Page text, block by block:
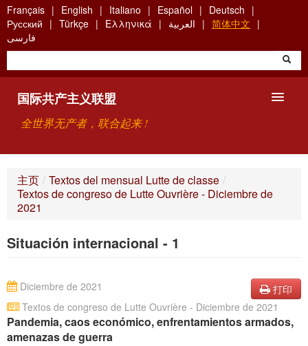
Skip
to
main
content
Français English Italiano Español
Deutsch
Русский
Türkçe Ελληνικά العربية
简体中文
فارسی
国际共产主义联盟
全世界无产者，联合起来 !
关于国际共产主义联盟（ICU）
主页 / Textos del mensual Lutte de classe /
Textos de congreso de Lutte Ouvrière - Diciembre de
2021
Situación internacional - 1
打印
Textos de congreso de Lutte Ouvrière - Diciembre de 2021
Diciembre de 2021
Pandemia, caos económico, enfrentamientos armados,
amenazas de guerra